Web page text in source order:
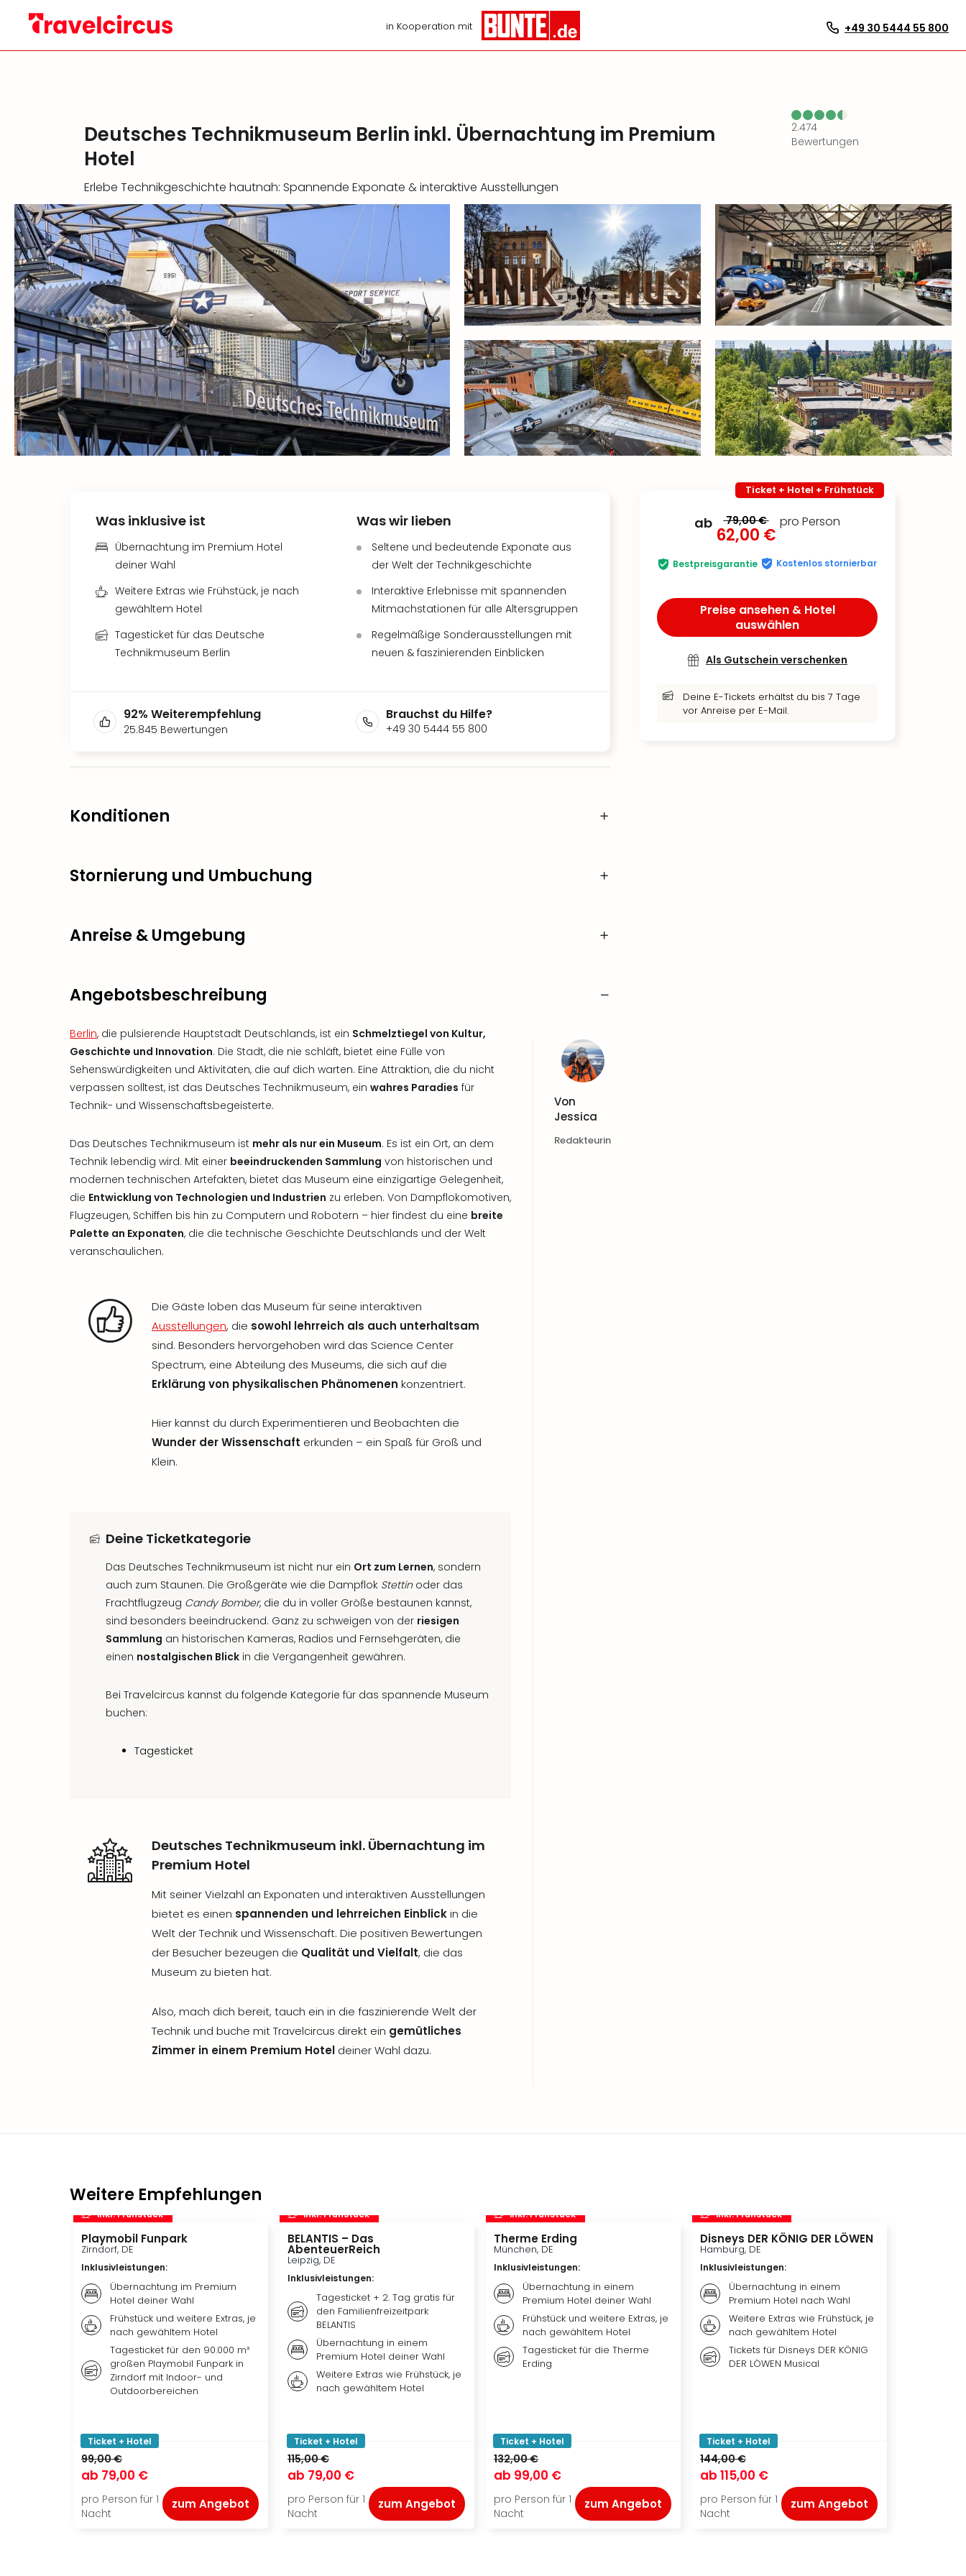
in Kooperation mit +49 30 5444 55 800
Deutsches Technikmuseum Berlin inkl. Übernachtung im Premium
Hotel
2.474
Bewertungen
Erlebe Technikgeschichte hautnah: Spannende Exponate & interaktive Ausstellungen
Ticket + Hotel + Frühstück
ab 79,00 €
62,00 €
pro Person
Bestpreisgarantie Kostenlos stornierbar
Preise ansehen & Hotel
auswählen
Als Gutschein verschenken
Deine E-Tickets erhältst du bis 7 Tage
vor Anreise per E-Mail.
Was inklusive ist
Übernachtung im Premium Hotel
deiner Wahl
Weitere Extras wie Frühstück, je nach
gewähltem Hotel
Tagesticket für das Deutsche
Technikmuseum Berlin
Was wir lieben
Seltene und bedeutende Exponate aus
der Welt der Technikgeschichte
Interaktive Erlebnisse mit spannenden
Mitmachstationen für alle Altersgruppen
Regelmäßige Sonderausstellungen mit
neuen & faszinierenden Einblicken
92% Weiterempfehlung
25.845 Bewertungen
Brauchst du Hilfe?
+49 30 5444 55 800
Konditionen
Stornierung und Umbuchung
Anreise & Umgebung
Angebotsbeschreibung
Berlin, die pulsierende Hauptstadt Deutschlands, ist ein Schmelztiegel von Kultur,
Geschichte und Innovation. Die Stadt, die nie schläft, bietet eine Fülle von
Sehenswürdigkeiten und Aktivitäten, die auf dich warten. Eine Attraktion, die du nicht
verpassen solltest, ist das Deutsches Technikmuseum, ein wahres Paradies für
Technik- und Wissenschaftsbegeisterte.
Das Deutsches Technikmuseum ist mehr als nur ein Museum. Es ist ein Ort, an dem
Technik lebendig wird. Mit einer beeindruckenden Sammlung von historischen und
modernen technischen Artefakten, bietet das Museum eine einzigartige Gelegenheit,
die Entwicklung von Technologien und Industrien zu erleben. Von Dampflokomotiven,
Flugzeugen, Schiffen bis hin zu Computern und Robotern – hier findest du eine breite
Palette an Exponaten, die die technische Geschichte Deutschlands und der Welt
veranschaulichen.
Die Gäste loben das Museum für seine interaktiven
Ausstellungen, die sowohl lehrreich als auch unterhaltsam
sind. Besonders hervorgehoben wird das Science Center
Spectrum, eine Abteilung des Museums, die sich auf die
Erklärung von physikalischen Phänomenen konzentriert.
Hier kannst du durch Experimentieren und Beobachten die
Wunder der Wissenschaft erkunden – ein Spaß für Groß und
Klein.
Deine Ticketkategorie
Das Deutsches Technikmuseum ist nicht nur ein Ort zum Lernen, sondern
auch zum Staunen. Die Großgeräte wie die Dampflok Stettin oder das
Frachtflugzeug Candy Bomber, die du in voller Größe bestaunen kannst,
sind besonders beeindruckend. Ganz zu schweigen von der riesigen
Sammlung an historischen Kameras, Radios und Fernsehgeräten, die
einen nostalgischen Blick in die Vergangenheit gewähren.
Bei Travelcircus kannst du folgende Kategorie für das spannende Museum
buchen:
Tagesticket
Deutsches Technikmuseum inkl. Übernachtung im
Premium Hotel
Mit seiner Vielzahl an Exponaten und interaktiven Ausstellungen
bietet es einen spannenden und lehrreichen Einblickin die
Welt der Technik und Wissenschaft. Die positiven Bewertungen
der Besucher bezeugen die Qualität und Vielfalt, die das
Museum zu bieten hat.
Also, mach dich bereit, tauch ein in die faszinierende Welt der
Technik und buche mit Travelcircus direkt ein gemütliches
Zimmer in einem Premium Hotel deiner Wahl dazu.
Von
Jessica
Redakteurin
Weitere Empfehlungen
inkl. Frühstück
Playmobil Funpark
Zirndorf, DE
Inklusivleistungen:
Übernachtung im Premium
Hotel deiner Wahl
Frühstück und weitere Extras, je
nach gewähltem Hotel
Tagesticket für den 90.000 m²
großen Playmobil Funpark in
Zirndorf mit Indoor- und
Outdoorbereichen
Ticket + Hotel
99,00 €
ab 79,00 €
pro Person für 1
Nacht
zum Angebot
inkl. Frühstück
BELANTIS – Das
AbenteuerReich
Leipzig, DE
Inklusivleistungen:
Tagesticket + 2. Tag gratis für
den Familienfreizeitpark
BELANTIS
Übernachtung in einem
Premium Hotel deiner Wahl
Weitere Extras wie Frühstück, je
nach gewähltem Hotel
Ticket + Hotel
115,00 €
ab 79,00 €
pro Person für 1
Nacht
zum Angebot
inkl. Frühstück
Therme Erding
München, DE
Inklusivleistungen:
Übernachtung in einem
Premium Hotel deiner Wahl
Frühstück und weitere Extras, je
nach gewähltem Hotel
Tagesticket für die Therme
Erding
Ticket + Hotel
132,00 €
ab 99,00 €
pro Person für 1
Nacht
zum Angebot
inkl. Frühstück
Disneys DER KÖNIG DER LÖWEN
Hamburg, DE
Inklusivleistungen:
Übernachtung in einem
Premium Hotel nach Wahl
Weitere Extras wie Frühstück, je
nach gewähltem Hotel
Tickets für Disneys DER KÖNIG
DER LÖWEN Musical
Ticket + Hotel
144,00 €
ab 115,00 €
pro Person für 1
Nacht
zum Angebot